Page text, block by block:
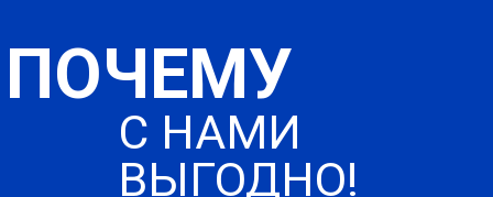
ПОЧЕМУ
С НАМИ
ВЫГОДНО!